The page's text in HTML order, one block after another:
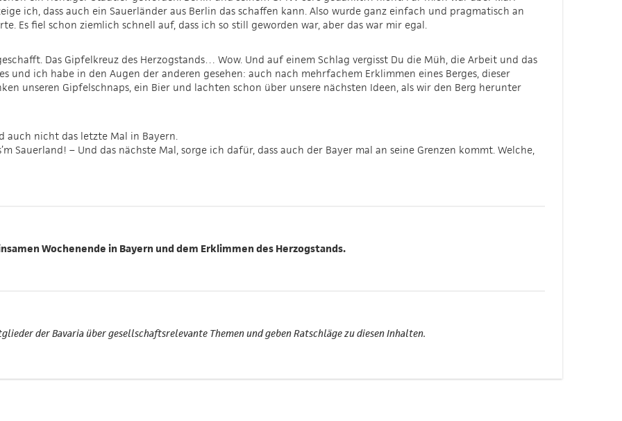
ich, dass auch ein Sauerländer aus Berlin das schaffen kann. Also wurde ganz einfach und pragmatisch an
Es fiel schon ziemlich schnell auf, dass ich so still geworden war, aber das war mir egal.
Das Gipfelkreuz des Herzogstands… Wow. Und auf einem Schlag vergisst Du die Müh, die Arbeit und das
und ich habe in den Augen der anderen gesehen: auch nach mehrfachem Erklimmen eines Berges, dieser
unseren Gipfelschnaps, ein Bier und lachten schon über unsere nächsten Ideen, als wir den Berg herunter
auch nicht das letzte Mal in Bayern.
Sauerland! – Und das nächste Mal, sorge ich dafür, dass auch der Bayer mal an seine Grenzen kommt. Welche,
Wochenende in Bayern und dem Erklimmen des Herzogstands.
der Bavaria über gesellschaftsrelevante Themen und geben Ratschläge zu diesen Inhalten.